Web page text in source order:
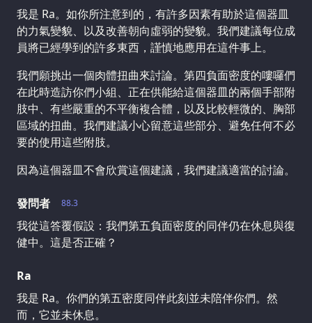
我是 Ra。如你所注意到的，有許多因素有助於這個器皿
的力氣變貌、以及改善朝向虛弱的變貌。我們建議每位成
員將已經學到的許多東西，謹慎地應用在這件事上。
我們願挑出一個肉體扭曲來討論。第四負面密度的嘍囉們
在此時造訪你們小組、正在供能給這個器皿的兩個手部附
肢中、有些嚴重的不平衡複合體，以及比較輕微的、胸部
區域的扭曲。我們建議小心留意這些部分、避免任何不必
要的使用這些附肢。
因為這個器皿不會欣賞這個建議，我們建議適當的討論。
88.3
發問者
我從這答覆假設：我們第五負面密度的同伴仍在休息與復
健中。這是否正確？
Ra
我是 Ra。你們的第五密度同伴此刻並未陪伴你們。然
而，它並未休息。